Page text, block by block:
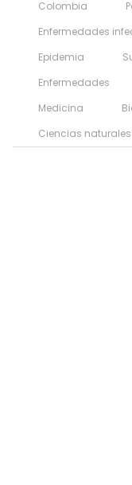
Colombia
Enfermedades
Epidemia
Enfermedades
Medicina
Ciencias naturales